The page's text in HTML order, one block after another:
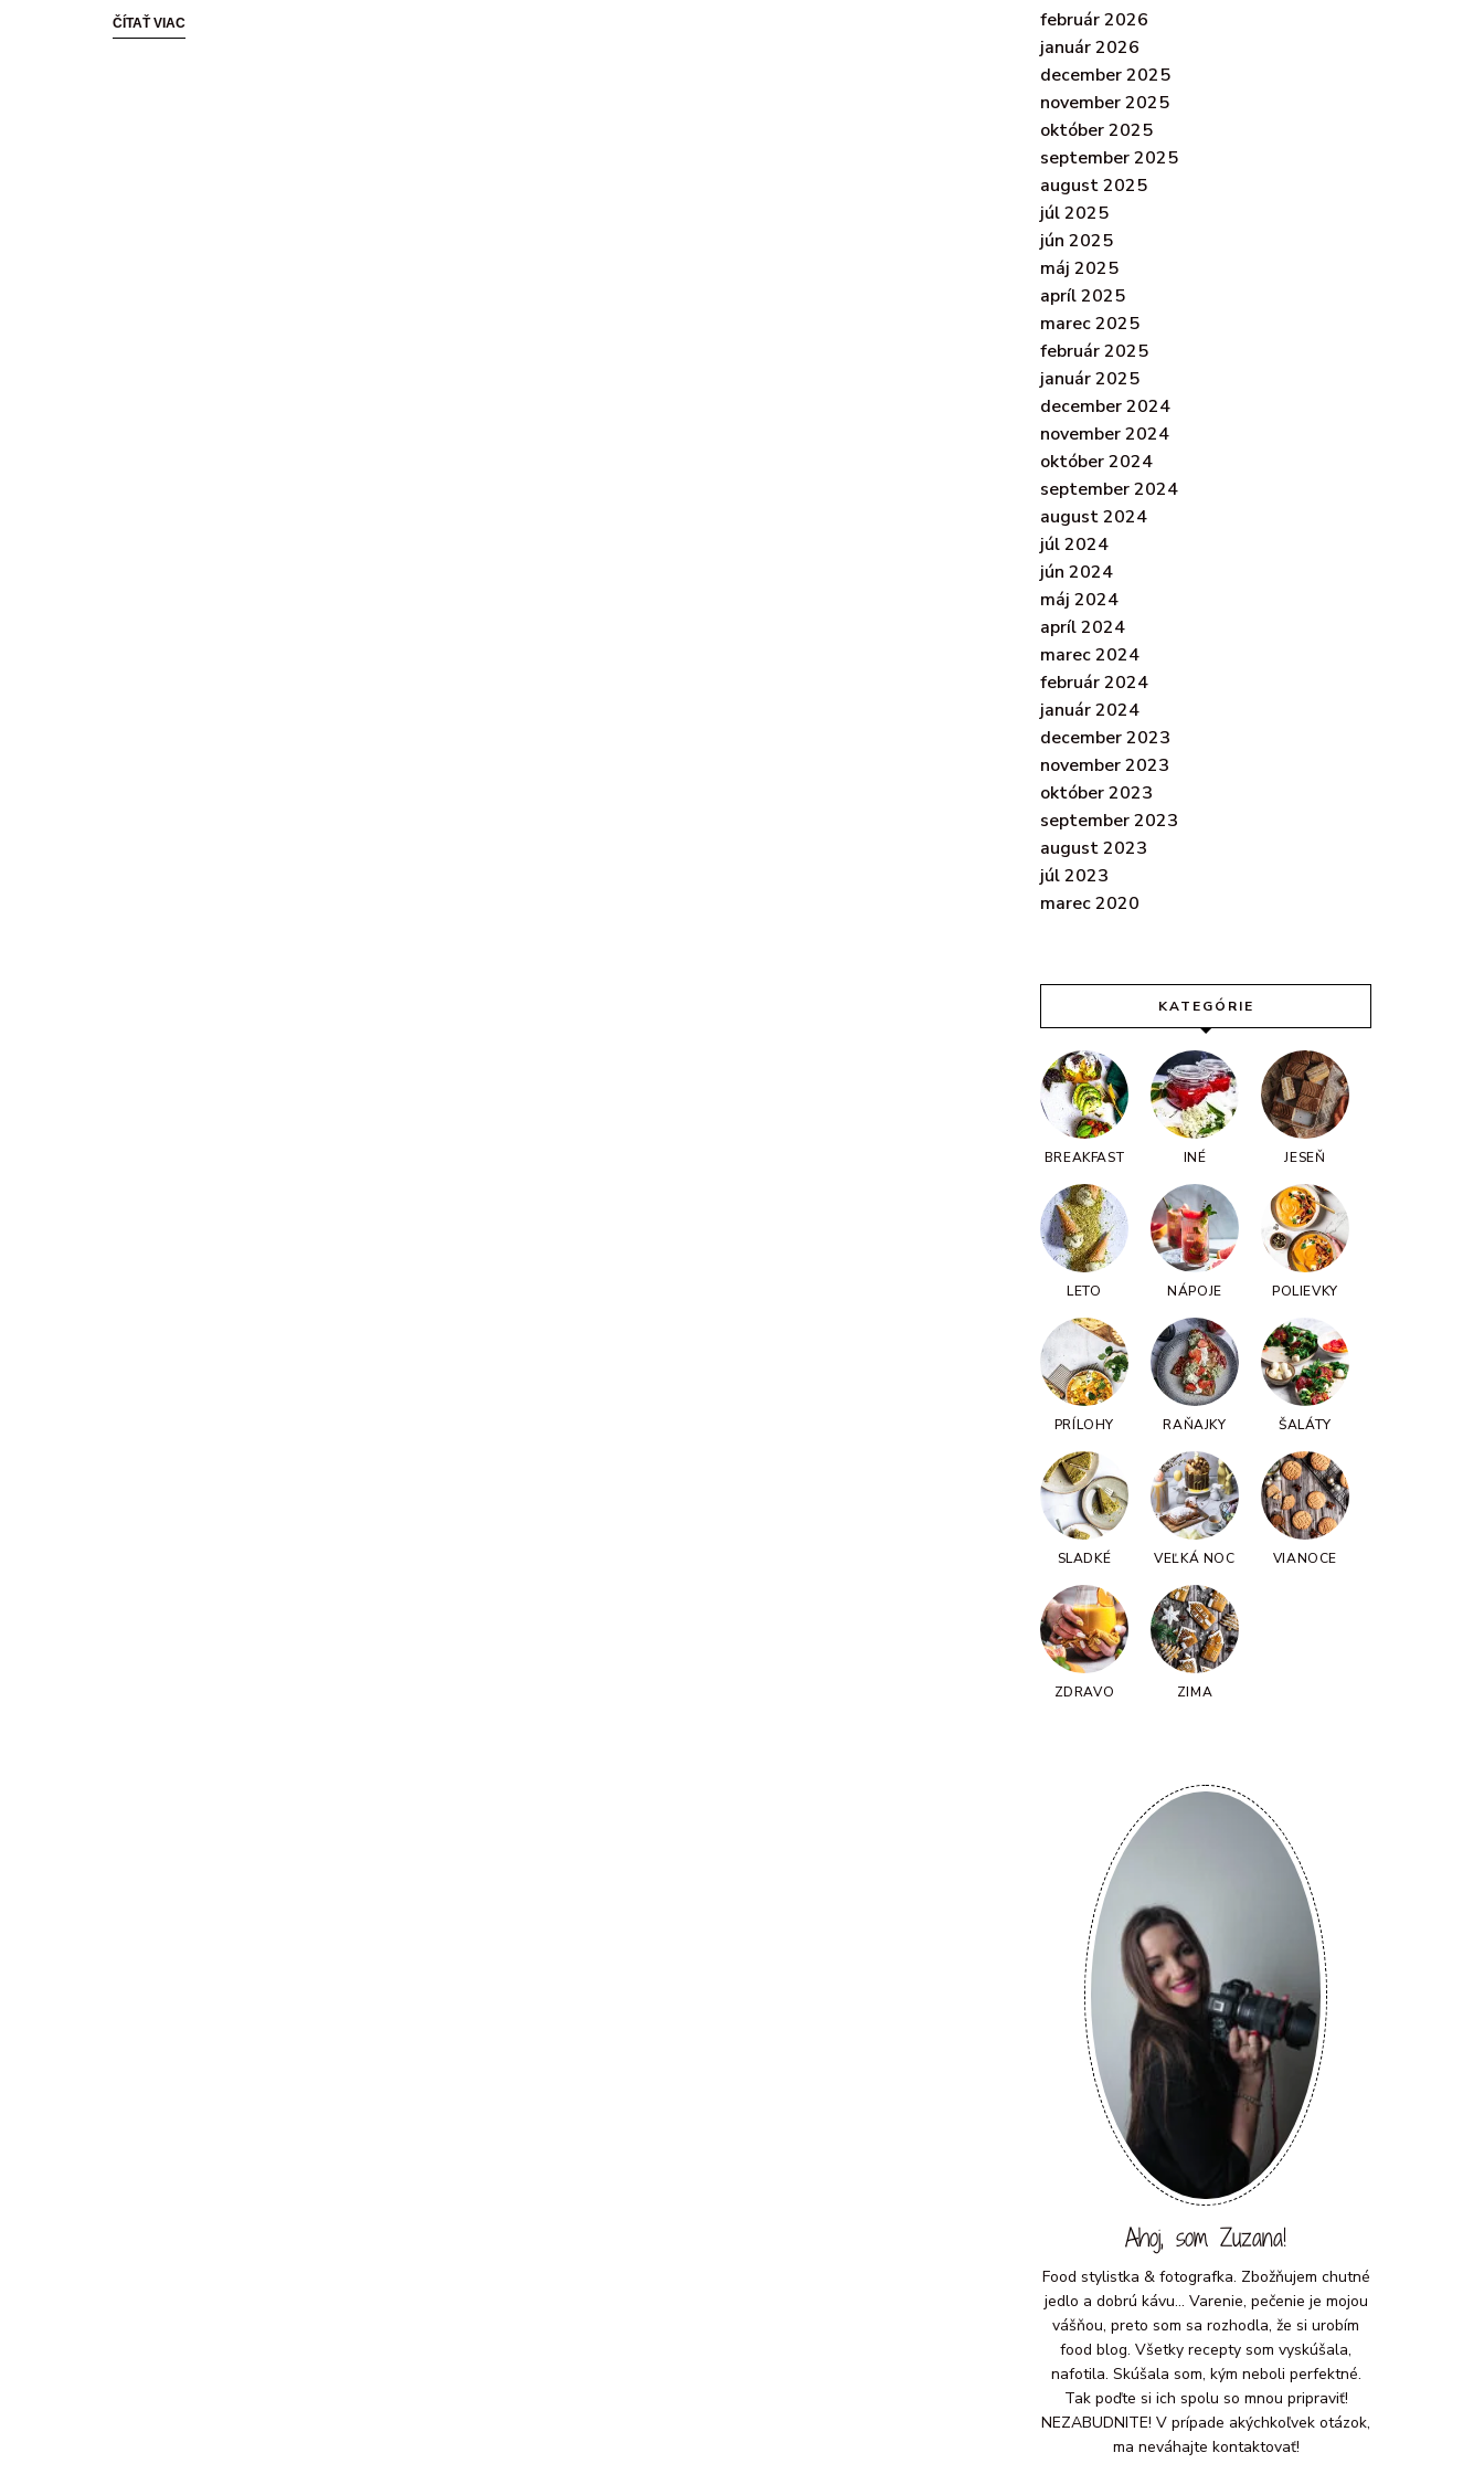
ČÍTAŤ VIAC
február 2026
január 2026
december 2025
november 2025
október 2025
september 2025
august 2025
júl 2025
jún 2025
máj 2025
apríl 2025
marec 2025
február 2025
január 2025
december 2024
november 2024
október 2024
september 2024
august 2024
júl 2024
jún 2024
máj 2024
apríl 2024
marec 2024
február 2024
január 2024
december 2023
november 2023
október 2023
september 2023
august 2023
júl 2023
marec 2020
KATEGÓRIE
BREAKFAST INÉ JESEŇ
LETO NÁPOJE POLIEVKY
PRÍLOHY RAŇAJKY ŠALÁTY
SLADKÉ VEĽKÁ NOC VIANOCE
ZDRAVO ZIMA
Ahoj, som Zuzana!
Food stylistka & fotografka. Zbožňujem chutné
jedlo a dobrú kávu... Varenie, pečenie je mojou
vášňou, preto som sa rozhodla, že si urobím
food blog. Všetky recepty som vyskúšala,
nafotila. Skúšala som, kým neboli perfektné.
Tak poďte si ich spolu so mnou pripraviť!
NEZABUDNITE! V prípade akýchkoľvek otázok,
ma neváhajte kontaktovať!